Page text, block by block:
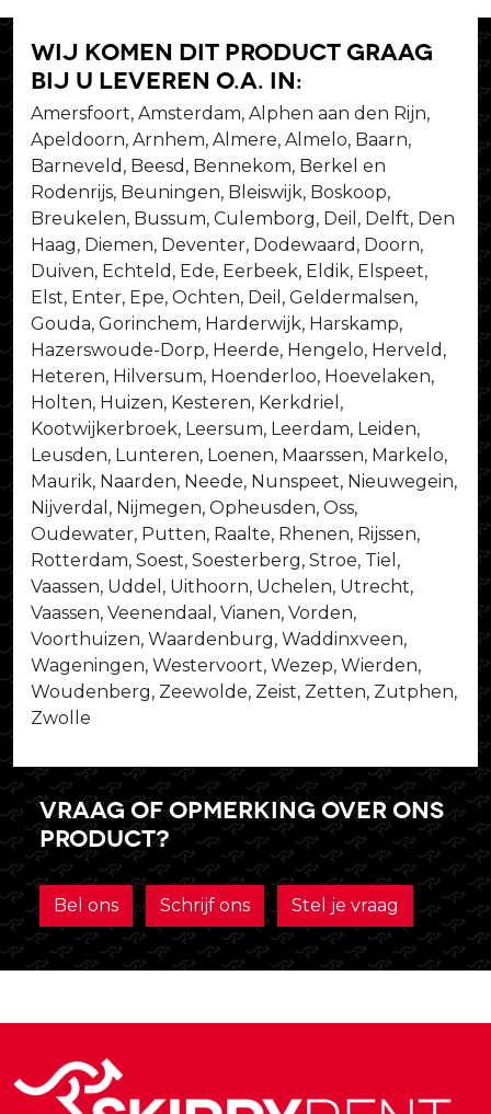
Wij komen dit product graag
bij u leveren o.a. in:
Amersfoort, Amsterdam, Alphen aan den Rijn,
Apeldoorn, Arnhem, Almere, Almelo, Baarn,
Barneveld, Beesd, Bennekom, Berkel en
Rodenrijs, Beuningen, Bleiswijk, Boskoop,
Breukelen, Bussum, Culemborg, Deil, Delft, Den
Haag, Diemen, Deventer, Dodewaard, Doorn,
Duiven, Echteld, Ede, Eerbeek, Eldik, Elspeet,
Elst, Enter, Epe, Ochten, Deil, Geldermalsen,
Gouda, Gorinchem, Harderwijk, Harskamp,
Hazerswoude-Dorp, Heerde, Hengelo, Herveld,
Heteren, Hilversum, Hoenderloo, Hoevelaken,
Holten, Huizen, Kesteren, Kerkdriel,
Kootwijkerbroek, Leersum, Leerdam, Leiden,
Leusden, Lunteren, Loenen, Maarssen, Markelo,
Maurik, Naarden, Neede, Nunspeet, Nieuwegein,
Nijverdal, Nijmegen, Opheusden, Oss,
Oudewater, Putten, Raalte, Rhenen, Rijssen,
Rotterdam, Soest, Soesterberg, Stroe, Tiel,
Vaassen, Uddel, Uithoorn, Uchelen, Utrecht,
Vaassen, Veenendaal, Vianen, Vorden,
Voorthuizen, Waardenburg, Waddinxveen,
Wageningen, Westervoort, Wezep, Wierden,
Woudenberg, Zeewolde, Zeist, Zetten, Zutphen,
Zwolle
Vraag of opmerking over ons
product?
Bel ons Schrijf ons Stel je vraag